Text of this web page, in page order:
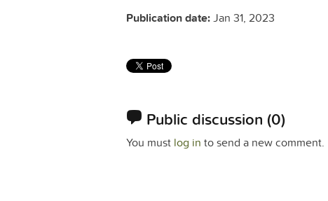
Publication date:Jan 31, 2023
Public discussion (0)
You must log in to send a new comment.